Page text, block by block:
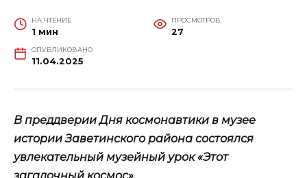
НА ЧТЕНИЕ
1 мин
ПРОСМОТРОВ
27
ОПУБЛИКОВАНО
11.04.2025
В преддверии Дня космонавтики в музее
истории Заветинского района состоялся
увлекательный музейный урок «Этот